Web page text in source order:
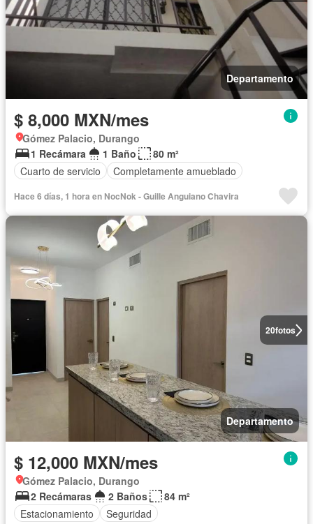
Departamento
$ 8,000 MXN/mes
Gómez Palacio, Durango
1 Recámara
1 Baño
80 m²
Cuarto de servicio
Completamente amueblado
Hace 6 días, 1 hora en NocNok - Guille Anguiano Chavira
20fotos
Departamento
$ 12,000 MXN/mes
Gómez Palacio, Durango
2 Recámaras
2 Baños
84 m²
Estacionamiento
Seguridad